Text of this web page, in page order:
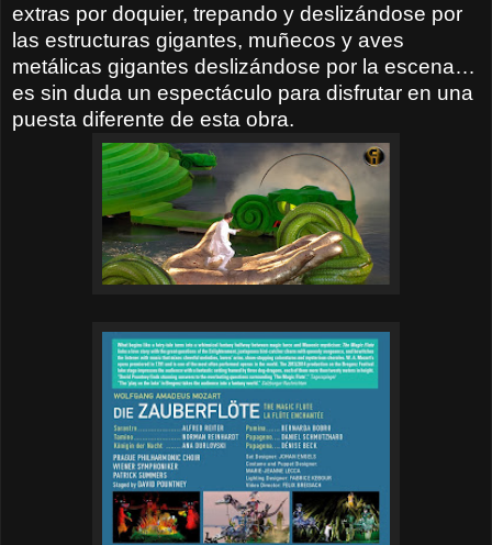
extras por doquier, trepando y deslizándose por
las estructuras gigantes, muñecos y aves
metálicas gigantes deslizándose por la escena…
es sin duda un espectáculo para disfrutar en una
puesta diferente de esta obra.